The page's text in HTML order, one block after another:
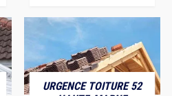
URGENCE TOITURE 52